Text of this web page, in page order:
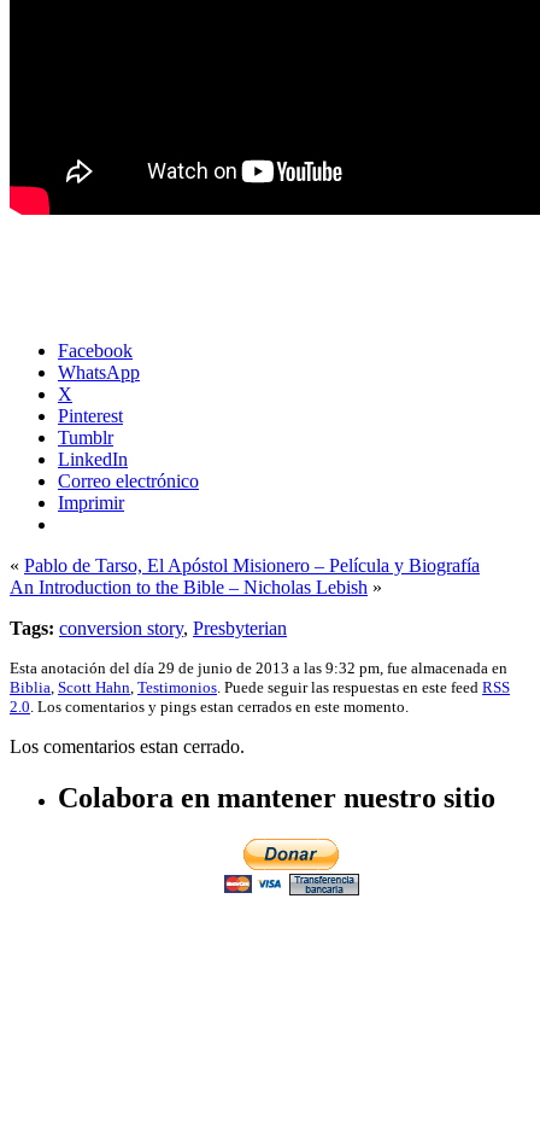
Facebook
WhatsApp
X
Pinterest
Tumblr
LinkedIn
Correo electrónico
Imprimir
« Pablo de Tarso, El Apóstol Misionero – Película y Biografía
An Introduction to the Bible – Nicholas Lebish »
Tags: conversion story, Presbyterian
Esta anotación del día 29 de junio de 2013 a las 9:32 pm, fue almacenada en
Biblia Scott Hahn Testimonios . Puede seguir las respuestas en este feed RSS
2.0 . Los comentarios y pings estan cerrados en este momento.
Los comentarios estan cerrado.
Colabora en mantener nuestro sitio